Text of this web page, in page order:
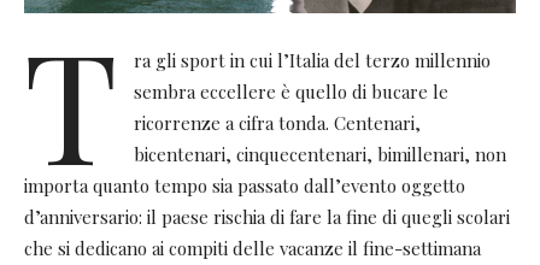
T
ra gli sport in cui l’Italia del terzo millennio
sembra eccellere è quello di bucare le
ricorrenze a cifra tonda. Centenari,
bicentenari, cinquecentenari, bimillenari, non
importa quanto tempo sia passato dall’evento oggetto
d’anniversario: il paese rischia di fare la fine di quegli scolari
che si dedicano ai compiti delle vacanze il fine-settimana